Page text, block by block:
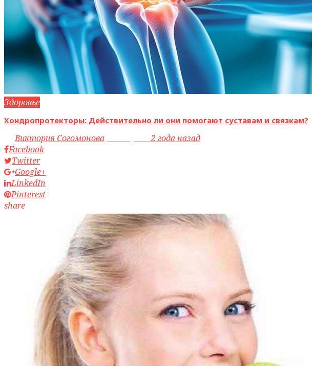
Здоровье
Хондропротекторы: Действительно ли они помогают суставам и связкам?
byВиктория Согомонова access_time2 года назад
Facebook
Twitter
Google+
LinkedIn
Pinterest
share